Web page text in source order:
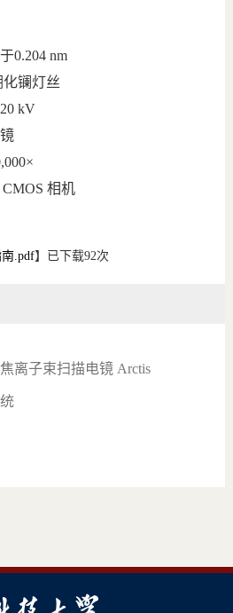
0.204 nm
化镧灯丝
kV
相机
.pdf】已下载92次
离子束扫描电镜 Arctis